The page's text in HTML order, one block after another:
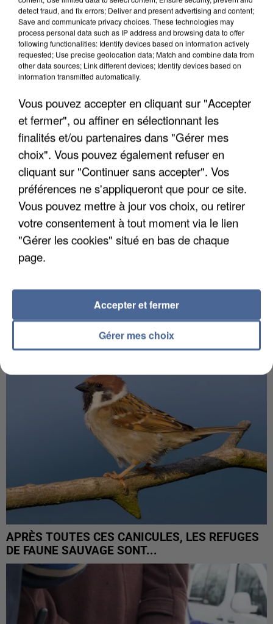
IL TUE SON FILS ET ENVOIE DES PHOTOS À SON
EX-COMPAGNE À NICE
INCENDIES : L’ÎLE-DE-FRANCE LANCE UN ÉLAN
DE SOLIDARITÉ AVEC LES...
APRÈS TOUTES CES CANICULES, LES REFUGES
DE FAUNE SAUVAGE SONT...
detect fraud, and fix errors; Deliver and present advertising and content;
Save and communicate privacy choices. These technologies may
process personal data such as IP address and browsing data to offer
following functionalities: Identify devices based on information actively
requested; Use precise geolocation data; Match and combine data from
other data sources; Link different devices; Identify devices based on
information transmitted automatically.
Vous pouvez accepter en cliquant sur "Accepter
et fermer", ou affiner en sélectionnant les
finalités et/ou partenaires dans "Gérer mes
choix". Vous pouvez également refuser en
cliquant sur "Continuer sans accepter". Vos
préférences ne s'appliqueront que pour ce site.
Vous pouvez mettre à jour vos choix, ou retirer
votre consentement à tout moment via le lien
"Gérer les cookies" situé en bas de chaque
page.
Gérer mes choix
Accepter et fermer